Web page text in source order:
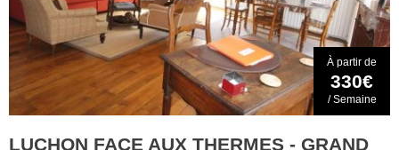
À partir de
330€
/ Semaine
LUCHON FACE AUX THERMES - GRAND